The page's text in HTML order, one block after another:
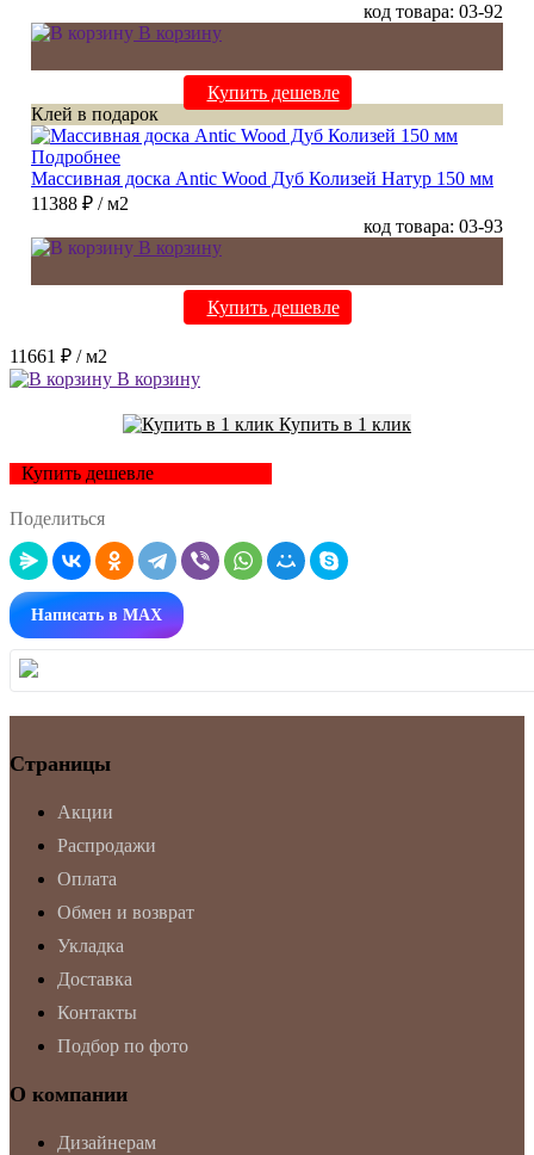
код товара: 03-92
В корзину
Купить дешевле
Клей в подарок
Подробнее
Массивная доска Antic Wood Дуб Колизей Натур 150 мм
11388 ₽ / м2
код товара: 03-93
В корзину
Купить дешевле
11661 ₽ / м2
В корзину
Купить в 1 клик
Купить дешевле
Поделиться
Написать в MAX
Страницы
Акции
Распродажи
Оплата
Обмен и возврат
Укладка
Доставка
Контакты
Подбор по фото
О компании
Дизайнерам